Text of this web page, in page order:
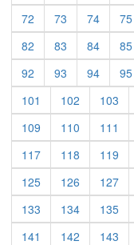
72
73 74 75
82
83 84 85
92
93 94 95
101
102 103
109
110 111
117
118 119
125
126 127
133
134 135
141
142 143